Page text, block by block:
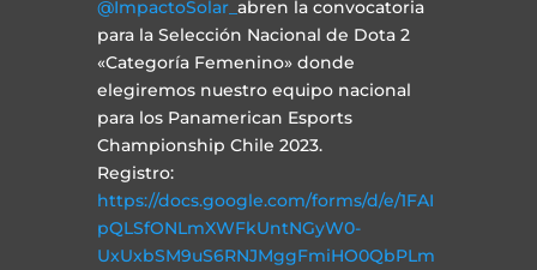
@ImpactoSolar_ abren la convocatoria
para la Selección Nacional de Dota 2
«Categoría Femenino» donde
elegiremos nuestro equipo nacional
para los Panamerican Esports
Championship Chile 2023.
Registro:
https://docs.google.com/forms/d/e/1FAI
pQLSfONLmXWFkUntNGyW0-
UxUxbSM9uS6RNJMggFmiHO0QbPLm